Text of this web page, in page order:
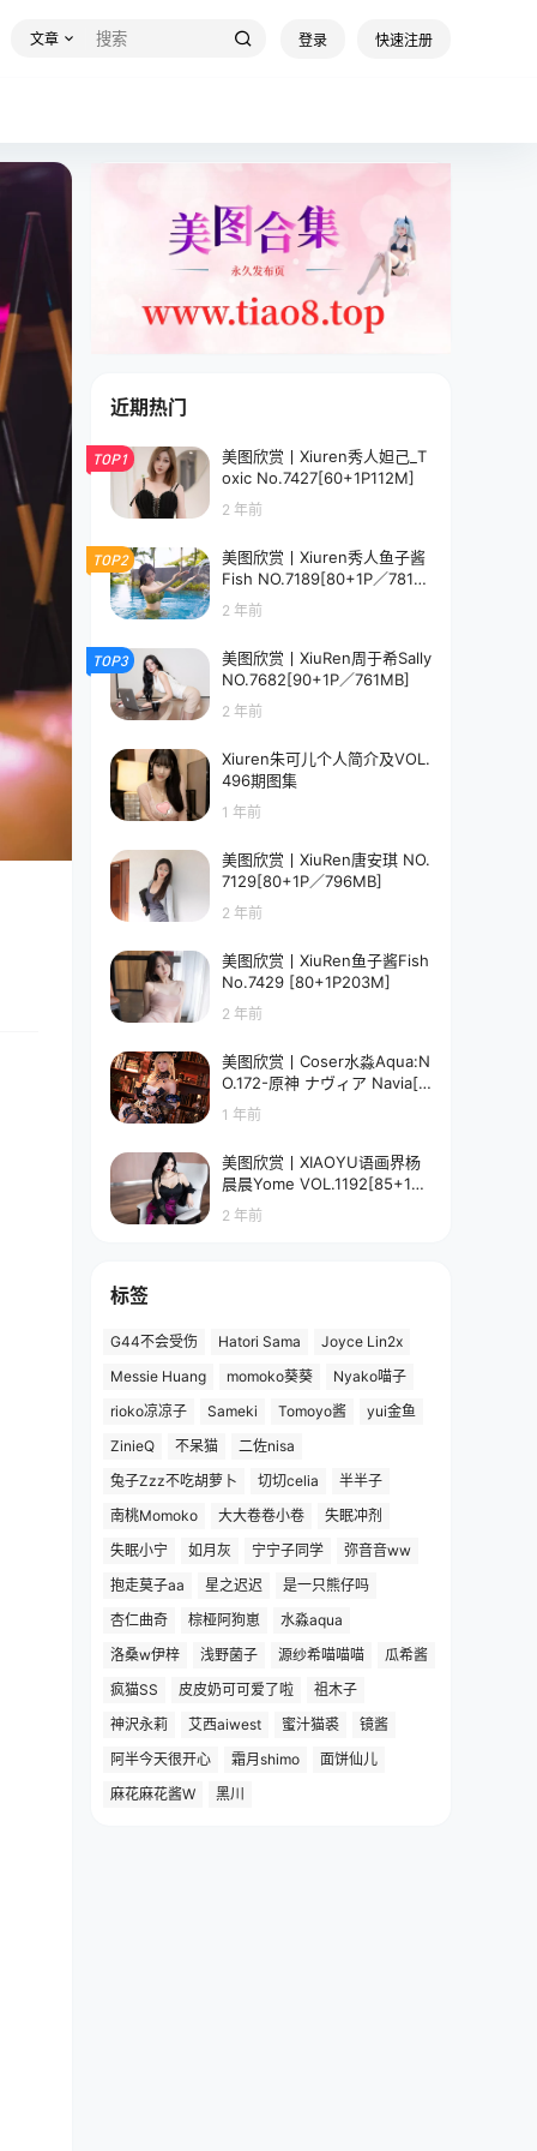
文章 登录 快速注册
近期热门
TOP1
美图欣赏丨Xiuren秀人妲己_T
oxic No.7427[60+1P112M]
2 年前
TOP2
美图欣赏丨Xiuren秀人鱼子酱
Fish NO.7189[80+1P／781M
2 年前
TOP3
美图欣赏丨XiuRen周于希Sally
NO.7682[90+1P／761MB]
2 年前
Xiuren朱可儿个人简介及VOL.
496期图集
1 年前
美图欣赏丨XiuRen唐安琪 NO.
7129[80+1P／796MB]
2 年前
美图欣赏丨XiuRen鱼子酱Fish
No.7429 [80+1P203M]
2 年前
美图欣赏丨Coser水淼Aqua:N
O.172-原神 ナヴィア Navia[5
8P-90.7M]
1 年前
美图欣赏丨XIAOYU语画界杨
晨晨Yome VOL.1192[85+1P
／673MB]
2 年前
标签
G44不会受伤 Hatori Sama
Joyce Lin2x
Messie Huang
momoko葵葵
Nyako喵子
rioko凉凉子
Sameki Tomoyo酱
yui金鱼
ZinieQ
不呆猫
二佐nisa
兔子Zzz不吃胡萝卜
切切celia
半半子
南桃Momoko
大大卷卷小卷
失眠冲剂
失眠小宁
如月灰 宁宁子同学
弥音音ww
抱走莫子aa
星之迟迟
是一只熊仔吗
杏仁曲奇
棕桠阿狗崽
水淼aqua
洛桑w伊梓
浅野菌子 源纱希喵喵喵
瓜希酱
疯猫SS
皮皮奶可可爱了啦
祖木子
神沢永莉
艾西aiwest 蜜汁猫裘
镜酱
阿半今天很开心
霜月shimo
面饼仙儿
麻花麻花酱W
黑川